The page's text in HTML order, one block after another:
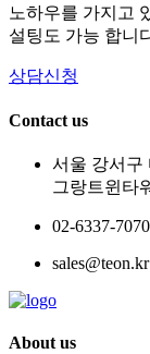
노하우를 가지고
설팅도 가능 합니
상담신청
Contact us
서울 강서구
그랑트윈타
02-6337-7070
sales@teon.kr
About us